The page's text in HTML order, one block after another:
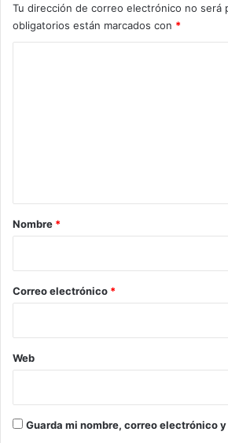
Tu dirección de correo electrónico no será
obligatorios están marcados con *
r
*
Nombre *
Correo electrónico *
Web
Guarda mi nombre, correo electrónico